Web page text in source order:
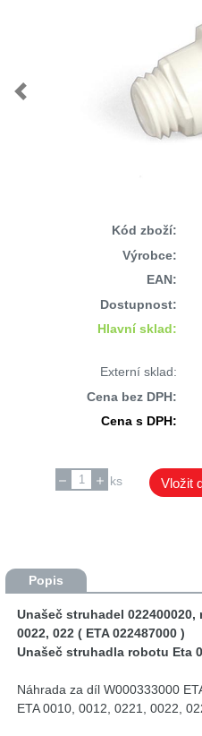
Previous
Kód zboží:
Výrobce:
EAN:
Dostupnost:
Hlavní sklad:
Externí sklad:
Cena bez DPH:
Cena s DPH:
ks Vložit
Popis
Unašeč struhadel 022400020,
0022, 022 ( ETA 022487000 )
Unašeč struhadla robotu Eta
Náhrada za díl W000333000
ETA 0010, 0012, 0221, 0022,